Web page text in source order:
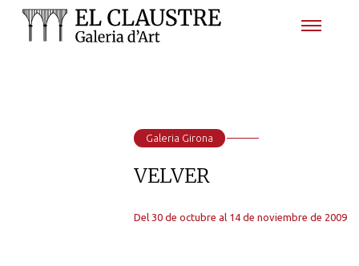
Galeria Girona
VELVER
Del 30 de octubre al 14 de noviembre de 2009